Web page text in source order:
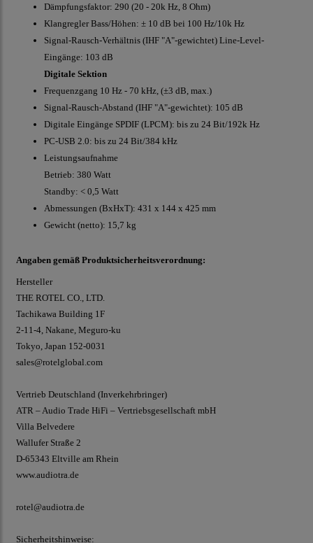
Dämpfungsfaktor: 290 (20 - 20k Hz, 8 Ohm)
Klangregler Bass/Höhen: ± 10 dB bei 100 Hz/10k Hz
Signal-Rausch-Verhältnis (IHF "A"-gewichtet) Line-Level-
Eingänge: 103 dB
Digitale Sektion
Frequenzgang 10 Hz - 70 kHz, (±3 dB, max.)
Signal-Rausch-Abstand (IHF "A"-gewichtet): 105 dB
Digitale Eingänge SPDIF (LPCM): bis zu 24 Bit/192k Hz
PC-USB 2.0: bis zu 24 Bit/384 kHz
Leistungsaufnahme
Betrieb: 380 Watt
Standby: < 0,5 Watt
Abmessungen (BxHxT): 431 x 144 x 425 mm
Gewicht (netto): 15,7 kg
Angaben gemäß Produktsicherheitsverordnung:
Hersteller
THE ROTEL CO., LTD.
Tachikawa Building 1F
2-11-4, Nakane, Meguro-ku
Tokyo, Japan 152-0031
sales@rotelglobal.com
Vertrieb Deutschland (Inverkehrbringer)
ATR – Audio Trade HiFi – Vertriebsgesellschaft mbH
Villa Belvedere
Wallufer Straße 2
D-65343 Eltville am Rhein
www.audiotra.de
rotel@audiotra.de
Sicherheitshinweise: